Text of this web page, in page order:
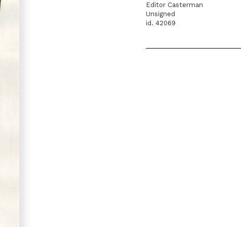
Editor Casterman
Unsigned
id. 42069